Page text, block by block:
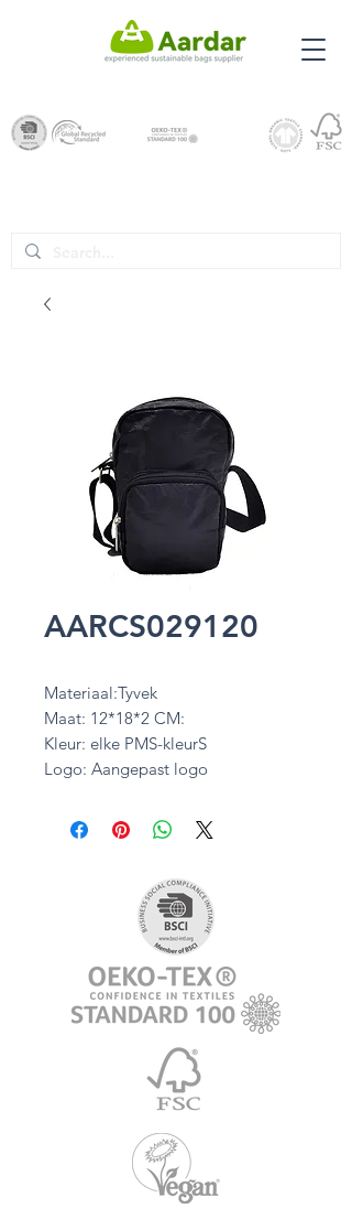
AARCS029120
Materiaal:Tyvek
Maat: 12*18*2 CM:
Kleur: elke PMS-kleurS
Logo: Aangepast logo